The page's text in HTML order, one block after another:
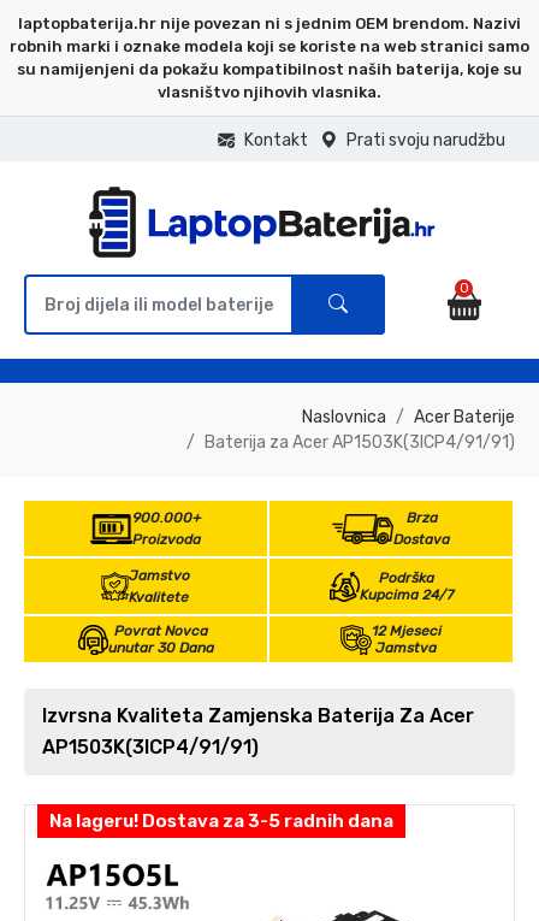
laptopbaterija.hr nije povezan ni s jednim OEM brendom. Nazivi
robnih marki i oznake modela koji se koriste na web stranici samo
su namijenjeni da pokažu kompatibilnost naših baterija, koje su
vlasništvo njihovih vlasnika.
Prati svoju narudžbu
Kontakt
0
Naslovnica
Acer Baterije
Baterija za Acer AP1503K(3ICP4/91/91)
900.000+
Proizvoda
Brza
Dostava
Jamstvo
Kvalitete
Podrška
Kupcima 24/7
Povrat Novca
unutar 30 Dana
12 Mjeseci
Jamstva
Izvrsna Kvaliteta Zamjenska Baterija Za Acer
AP1503K(3ICP4/91/91)
Na lageru! Dostava za 3-5 radnih dana